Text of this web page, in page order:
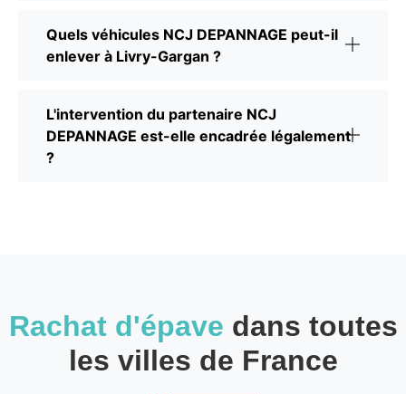
Quels véhicules NCJ DEPANNAGE peut-il
enlever à Livry-Gargan ?
L'intervention du partenaire NCJ
DEPANNAGE est-elle encadrée légalement
?
Rachat d'épave dans toutes
les villes de France